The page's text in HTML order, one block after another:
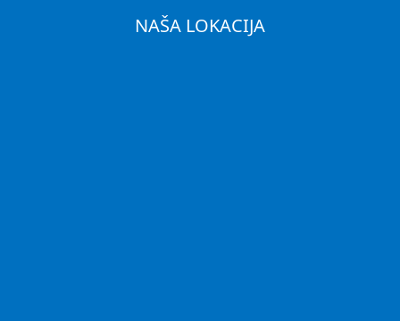
NAŠA LOKACIJA